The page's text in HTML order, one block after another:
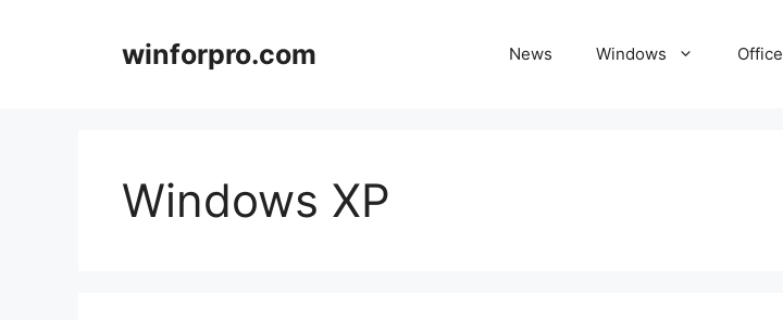
winforpro.com News Windows Office
Windows XP